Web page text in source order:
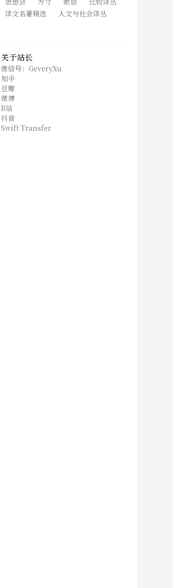
译文名著精选
人文与社会译丛
关于站长
微信号：GeveryXu
知乎
豆瓣
微博
B站
抖音
Swift Transfer